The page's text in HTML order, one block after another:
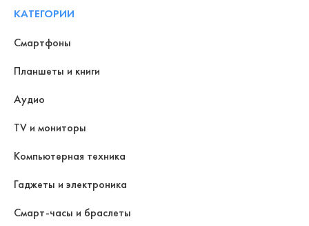
КАТЕГОРИИ
Смартфоны
Планшеты и книги
Аудио
TV и мониторы
Компьютерная техника
Гаджеты и электроника
Смарт-часы и браслеты